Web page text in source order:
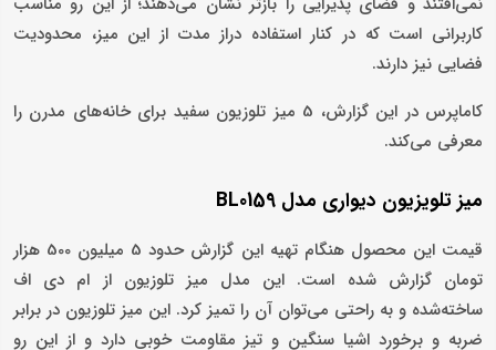
کاربرانی است که در کنار استفاده دراز مدت از این میز، محدودیت
فضایی نیز دارند.
کاماپرس در این گزارش، 5 میز تلوزیون سفید برای خانه‌های مدرن را
معرفی می‌کند.
میز تلویزیون دیواری مدل BL0159
قیمت این محصول هنگام تهیه این گزارش حدود 5 میلیون 500 هزار
تومان گزارش شده‌ است. این مدل میز تلوزیون از ام دی اف
ساخته‌شده و به راحتی می‌توان آن را تمیز کرد. این میز تلوزیون در برابر
ضربه و برخورد اشیا سنگین و تیز مقاومت خوبی دارد و از این رو